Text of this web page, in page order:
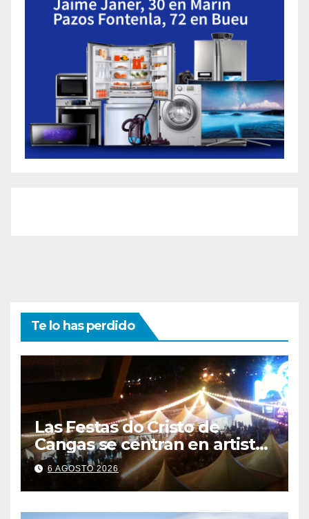
Te lo has perdido
Las Festas do Cristo de
Cangas se centran en artistas
gallegos
6 AGOSTO 2026